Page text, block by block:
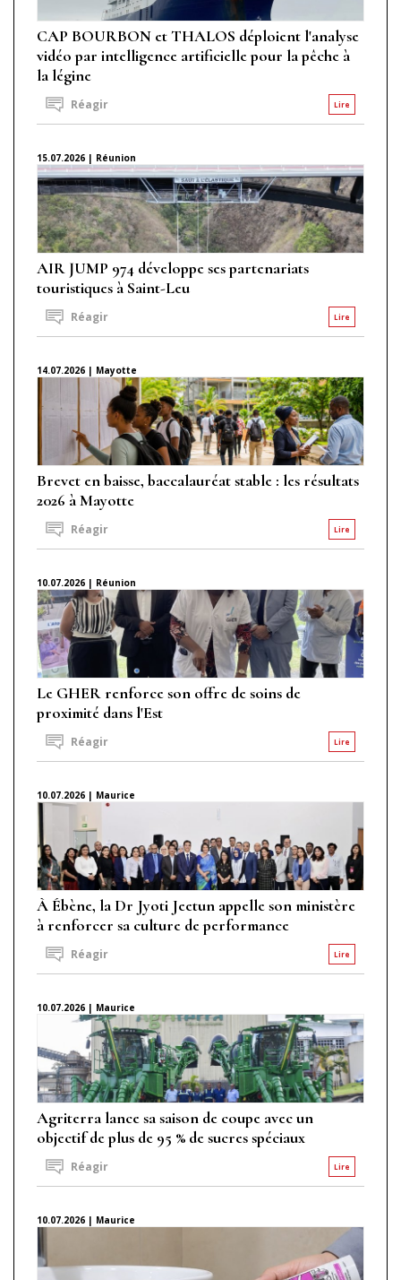
CAP BOURBON et THALOS déploient l'analyse
vidéo par intelligence artificielle pour la pêche à
la légine
Lire
Réagir
15.07.2026 | Réunion
AIR JUMP 974 développe ses partenariats
touristiques à Saint-Leu
Lire
Réagir
14.07.2026 | Mayotte
Brevet en baisse, baccalauréat stable : les résultats
2026 à Mayotte
Lire
Réagir
10.07.2026 | Réunion
Le GHER renforce son offre de soins de
proximité dans l'Est
Lire
Réagir
10.07.2026 | Maurice
À Ébène, la Dr Jyoti Jeetun appelle son ministère
à renforcer sa culture de performance
Lire
Réagir
10.07.2026 | Maurice
Agriterra lance sa saison de coupe avec un
objectif de plus de 95 % de sucres spéciaux
Lire
Réagir
10.07.2026 | Maurice